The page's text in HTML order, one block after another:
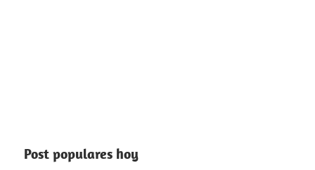
Post populares hoy